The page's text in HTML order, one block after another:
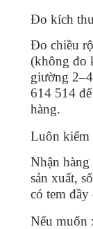
Đo kích
Đo chiều
(không đo
giường
614 514
hàng.
Luôn kiểm
Nhận
sản xuất,
có tem
Nếu muốn